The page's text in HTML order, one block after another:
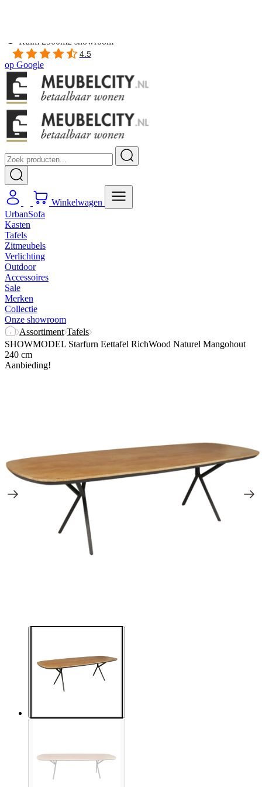
Ruim 2500m2 showroom
4.5
op Google
Winkelwagen
UrbanSofa
Kasten
Tafels
Zitmeubels
Verlichting
Outdoor
Accessoires
Sale
Merken
Collectie
Onze showroom
Assortiment Tafels
SHOWMODEL Starfurn Eettafel RichWood Naturel Mangohout
240 cm
Aanbieding!